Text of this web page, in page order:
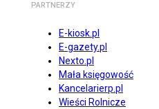
PARTNERZY
E-kiosk.pl
E-gazety.pl
Nexto.pl
Mała księgowość
Kancelarierp.pl
Wieści Rolnicze